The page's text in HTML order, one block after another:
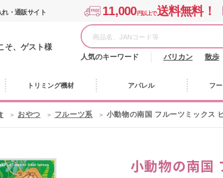
・通販サイト 11,000円以上で送料無料！
そ、ゲスト様
人気のキーワード バリカン 散歩
トリミング機材 アパレル フ
おやつ フルーツ系 小動物の南国 フルーツミックス
小動物の南国